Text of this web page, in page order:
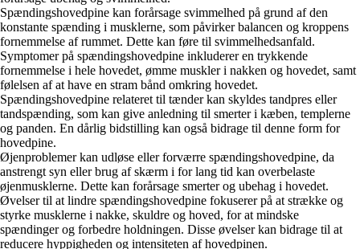
Spændingshovedpine kan forårsage svimmelhed på grund af den
konstante spænding i musklerne, som påvirker balancen og kroppens
fornemmelse af rummet. Dette kan føre til svimmelhedsanfald.
Symptomer på spændingshovedpine inkluderer en trykkende
fornemmelse i hele hovedet, ømme muskler i nakken og hovedet, samt
følelsen af at have en stram bånd omkring hovedet.
Spændingshovedpine relateret til tænder kan skyldes tandpres eller
tandspænding, som kan give anledning til smerter i kæben, templerne
og panden. En dårlig bidstilling kan også bidrage til denne form for
hovedpine.
Øjenproblemer kan udløse eller forværre spændingshovedpine, da
anstrengt syn eller brug af skærm i for lang tid kan overbelaste
øjenmusklerne. Dette kan forårsage smerter og ubehag i hovedet.
Øvelser til at lindre spændingshovedpine fokuserer på at strække og
styrke musklerne i nakke, skuldre og hoved, for at mindske
spændinger og forbedre holdningen. Disse øvelser kan bidrage til at
reducere hyppigheden og intensiteten af hovedpinen.